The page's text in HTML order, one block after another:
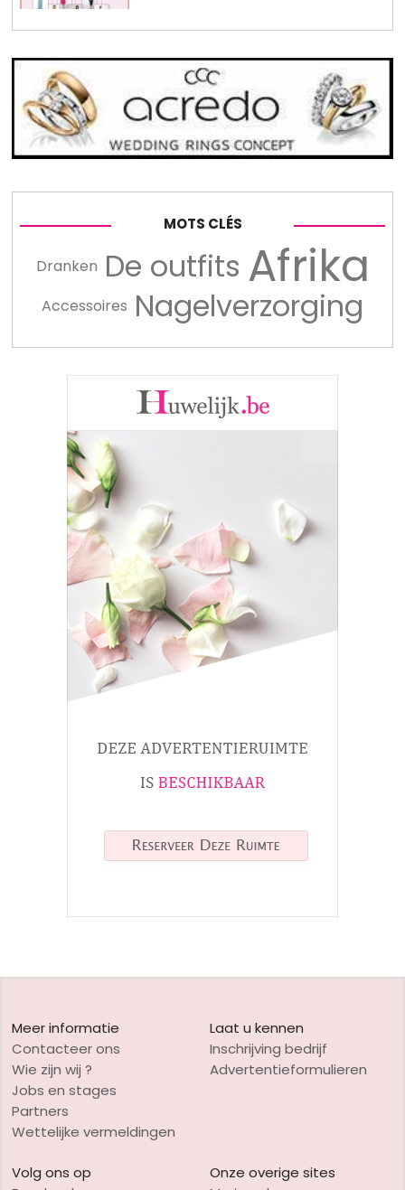
MOTS CLÉS
Dranken De outfits Afrika
Accessoires Nagelverzorging
Meer informatie
Contacteer ons
Wie zijn wij ?
Jobs en stages
Partners
Wettelijke vermeldingen
Laat u kennen
Inschrijving bedrijf
Advertentieformulieren
Volg ons op
Onze overige sites